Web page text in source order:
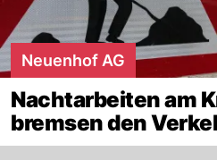
Neuenhof AG
Nachtarbeiten am
bremsen den